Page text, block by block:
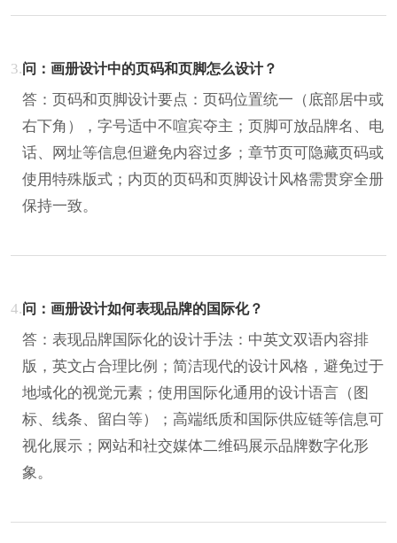
3.问：画册设计中的页码和页脚怎么设计？
答：页码和页脚设计要点：页码位置统一（底部居中或
右下角），字号适中不喧宾夺主；页脚可放品牌名、电
话、网址等信息但避免内容过多；章节页可隐藏页码或
使用特殊版式；内页的页码和页脚设计风格需贯穿全册
保持一致。
4.问：画册设计如何表现品牌的国际化？
答：表现品牌国际化的设计手法：中英文双语内容排
版，英文占合理比例；简洁现代的设计风格，避免过于
地域化的视觉元素；使用国际化通用的设计语言（图
标、线条、留白等）；高端纸质和国际供应链等信息可
视化展示；网站和社交媒体二维码展示品牌数字化形
象。